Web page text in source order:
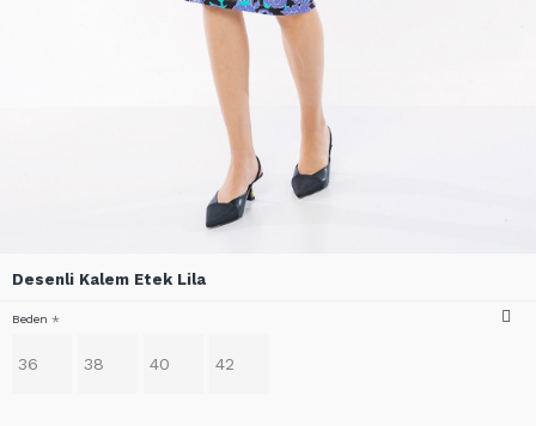
Desenli Kalem Etek Lila
Beden
36 38 40 42